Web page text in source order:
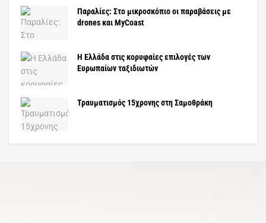
Παραλίες: Στο μικροσκόπιο οι παραβάσεις με
drones και MyCoast
Η Ελλάδα στις κορυφαίες επιλογές των
Ευρωπαίων ταξιδιωτών
Τραυματισμός 15χρονης στη Σαμοθράκη